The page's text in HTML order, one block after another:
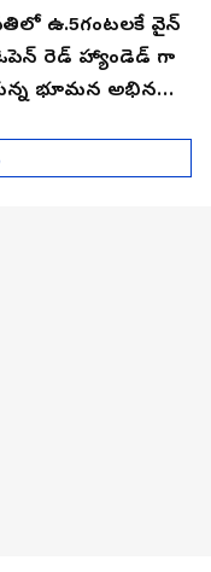
ఉ.5గంటలకే వైన్
రెడ్ హ్యాండెడ్ గా
భూమన అభినయ్|